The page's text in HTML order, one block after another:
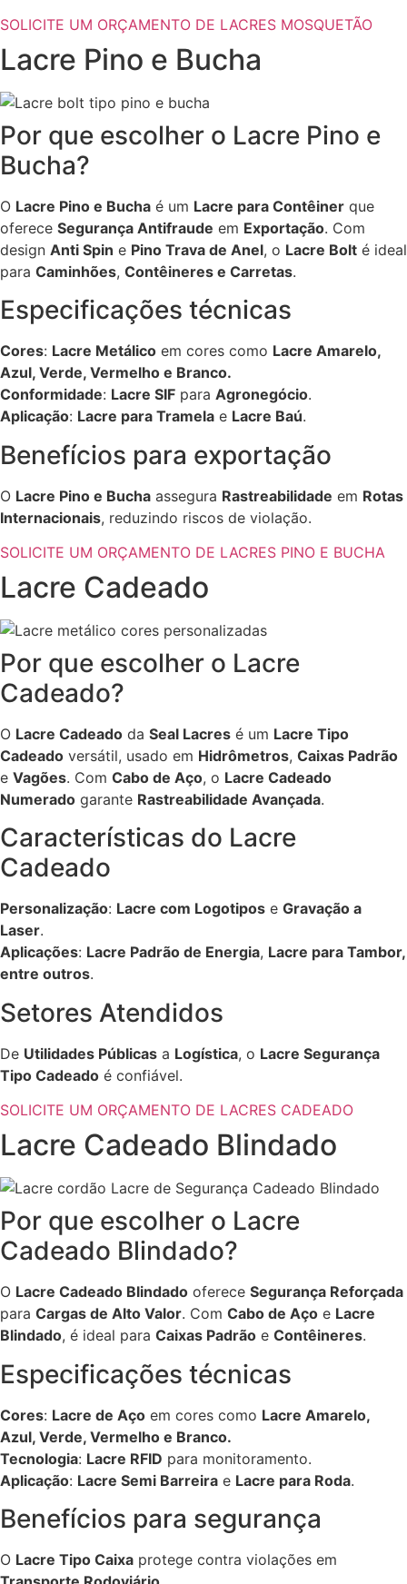
SOLICITE UM ORÇAMENTO DE LACRES MOSQUETÃO
Lacre Pino e Bucha
Por que escolher o Lacre Pino e
Bucha?
O Lacre Pino e Bucha é um Lacre para Contêiner que
oferece Segurança Antifraude em Exportação. Com
design Anti Spin e Pino Trava de Anel, o Lacre Bolt é ideal
para Caminhões, Contêineres e Carretas.
Especificações técnicas
Cores: Lacre Metálico em cores como Lacre Amarelo,
Azul, Verde, Vermelho e Branco.
Conformidade: Lacre SIF para Agronegócio.
Aplicação: Lacre para Tramela e Lacre Baú.
Benefícios para exportação
O Lacre Pino e Bucha assegura Rastreabilidade em Rotas
Internacionais, reduzindo riscos de violação.
SOLICITE UM ORÇAMENTO DE LACRES PINO E BUCHA
Lacre Cadeado
Por que escolher o Lacre
Cadeado?
O Lacre Cadeado da Seal Lacres é um Lacre Tipo
Cadeado versátil, usado em Hidrômetros, Caixas Padrão
e Vagões. Com Cabo de Aço, o Lacre Cadeado
Numerado garante Rastreabilidade Avançada.
Características do Lacre
Cadeado
Personalização: Lacre com Logotipos e Gravação a
Laser.
Aplicações: Lacre Padrão de Energia, Lacre para Tambor,
entre outros.
Setores Atendidos
De Utilidades Públicas a Logística, o Lacre Segurança
Tipo Cadeado é confiável.
SOLICITE UM ORÇAMENTO DE LACRES CADEADO
Lacre Cadeado Blindado
Por que escolher o Lacre
Cadeado Blindado?
O Lacre Cadeado Blindado oferece Segurança Reforçada
para Cargas de Alto Valor. Com Cabo de Aço e Lacre
Blindado, é ideal para Caixas Padrão e Contêineres.
Especificações técnicas
Cores: Lacre de Aço em cores como Lacre Amarelo,
Azul, Verde, Vermelho e Branco.
Tecnologia: Lacre RFID para monitoramento.
Aplicação: Lacre Semi Barreira e Lacre para Roda.
Benefícios para segurança
O Lacre Tipo Caixa protege contra violações em